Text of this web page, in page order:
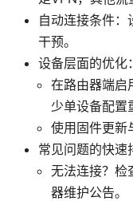
自动连接条件
干预。
设备层面的优化：
在路由器端启
少单设备配置
使用固件更新
常见问题的快速
无法连接？检
器维护公告。